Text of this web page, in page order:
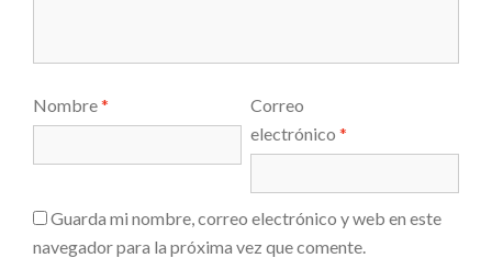
Nombre*
Correo
electrónico *
Guarda mi nombre, correo electrónico y web en este
navegador para la próxima vez que comente.